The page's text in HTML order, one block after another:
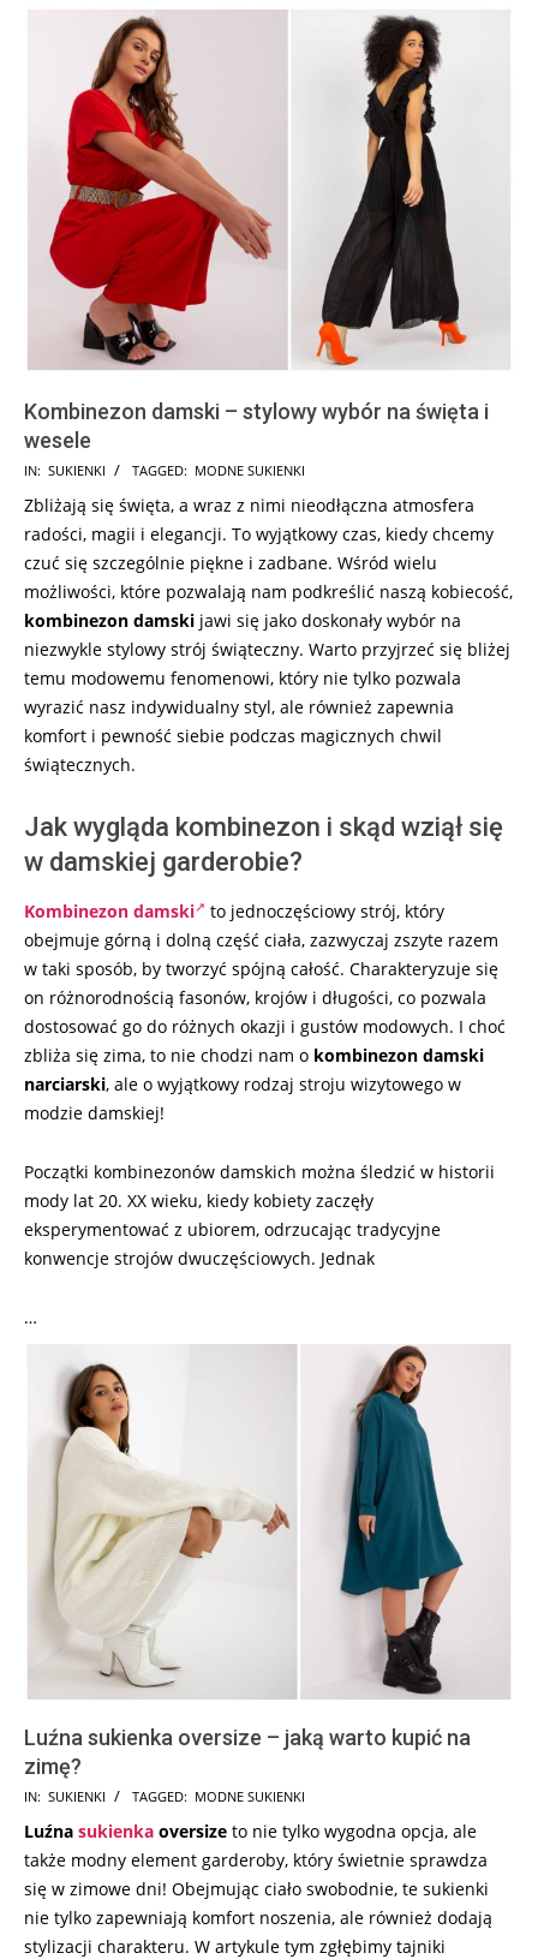
Kombinezon damski – stylowy wybór na święta i
wesele
2023-
11-
24
IN: SUKIENKI TAGGED: MODNE SUKIENKI
Zbliżają się święta, a wraz z nimi nieodłączna atmosfera
radości, magii i elegancji. To wyjątkowy czas, kiedy chcemy
czuć się szczególnie piękne i zadbane. Wśród wielu
możliwości, które pozwalają nam podkreślić naszą kobiecość,
kombinezon damski jawi się jako doskonały wybór na
niezwykle stylowy strój świąteczny. Warto przyjrzeć się bliżej
temu modowemu fenomenowi, który nie tylko pozwala
wyrazić nasz indywidualny styl, ale również zapewnia
komfort i pewność siebie podczas magicznych chwil
świątecznych.
Jak wygląda kombinezon i skąd wziął się
w damskiej garderobie?
Kombinezon damski
to jednoczęściowy strój, który
obejmuje górną i dolną część ciała, zazwyczaj zszyte razem
w taki sposób, by tworzyć spójną całość. Charakteryzuje się
on różnorodnością fasonów, krojów i długości, co pozwala
dostosować go do różnych okazji i gustów modowych. I choć
zbliża się zima, to nie chodzi nam o kombinezon damski
narciarski, ale o wyjątkowy rodzaj stroju wizytowego w
modzie damskiej!
Początki kombinezonów damskich można śledzić w historii
mody lat 20. XX wieku, kiedy kobiety zaczęły
eksperymentować z ubiorem, odrzucając tradycyjne
konwencje strojów dwuczęściowych. Jednak
…
Luźna sukienka oversize – jaką warto kupić na
zimę?
2023-
11-
23
IN: SUKIENKI TAGGED: MODNE SUKIENKI
Luźna sukienka oversize to nie tylko wygodna opcja, ale
także modny element garderoby, który świetnie sprawdza
się w zimowe dni! Obejmując ciało swobodnie, te sukienki
nie tylko zapewniają komfort noszenia, ale również dodają
stylizacji charakteru. W artykule tym zgłębimy tajniki